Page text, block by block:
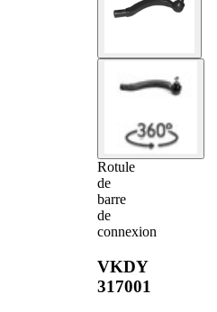
Rotule
de
barre
de
connexion
VKDY
317001